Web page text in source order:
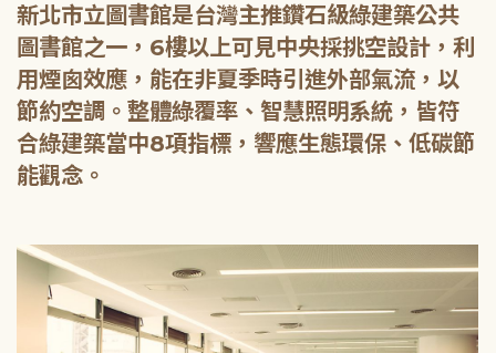
新北市立圖書館是台灣主推鑽石級綠建築公共
圖書館之一，6樓以上可見中央採挑空設計，利
用煙囪效應，能在非夏季時引進外部氣流，以
節約空調。整體綠覆率、智慧照明系統，皆符
合綠建築當中8項指標，響應生態環保、低碳節
能觀念。